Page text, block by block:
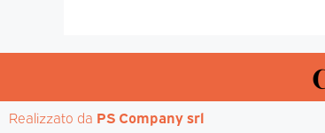
Realizzato da PS Company srl